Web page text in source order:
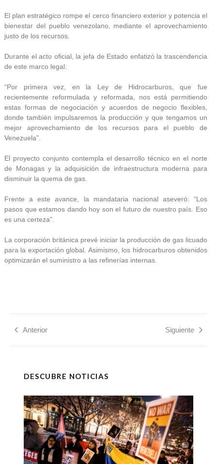
El plan estratégico rompe el cerco financiero exterior y potencia el
bienestar del pueblo venezolano, mediante el aprovechamiento
justo de los recursos.
Durante el acto oficial, la jefa de Estado enfatizó la trascendencia
de este marco legal:
“Por primera vez, en la Ley de Hidrocarburos, que fue
recientemente reformulada y reformada, nos está permitiendo
estas formas de negociación y acuerdos de negocio flexibles,
donde también impulsaremos la producción y que tengamos un
mejor aprovechamiento de los recursos para el pueblo de
Venezuela”.
El proyecto conjunto contempla el desarrollo técnico en el norte
de Monagas y la adquisición de infraestructura moderna para
disminuir la quema de gas.
Frente a este avance, la mandataria nacional aseveró: “Los
pasos que estamos dando hoy son el futuro de nuestro país. Eso
es una certeza”.
La corporación británica prevé iniciar la producción de gas licuado
para la exportación global. Asimismo, los hidrocarburos obtenidos
optimizarán el suministro a las refinerías internas.
Anterior Siguiente
DESCUBRE NOTICIAS